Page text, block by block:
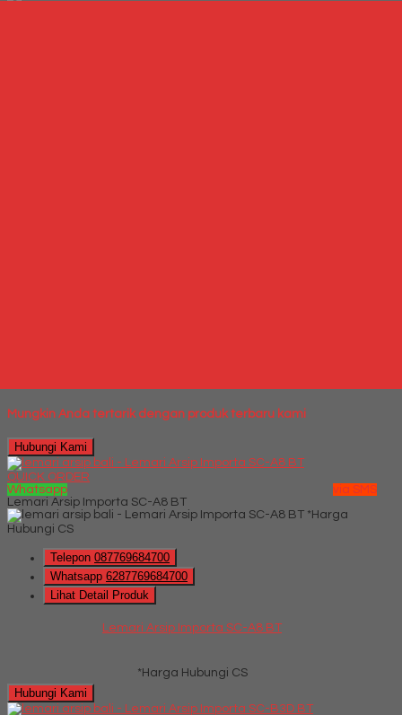
Mungkin Anda tertarik dengan produk terbaru kami
Hubungi Kami
QUICK ORDER
Whatsapp
via SMS
Lemari Arsip Importa SC-A8 BT
*Harga
Hubungi CS
Telepon 087769684700
Whatsapp 6287769684700
Lihat Detail Produk
Lemari Arsip Importa SC-A8 BT
*Harga Hubungi CS
Hubungi Kami